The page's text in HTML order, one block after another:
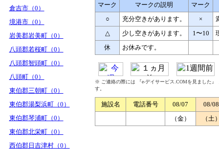
倉吉市（0）
境港市（0）
岩美郡岩美町（0）
八頭郡若桜町（0）
八頭郡智頭町（0）
八頭町（0）
東伯郡三朝町（0）
東伯郡湯梨浜町（0）
東伯郡琴浦町（0）
東伯郡北栄町（0）
西伯郡日吉津村（0）
マーク マークの説明
マーク
○
充分空きがあります。 ×
△
少し空きがあります。 1〜10
休
お休みです。
※ ご連絡の際には 『e-デイサービス.COMを見ました
す。
施設名 電話番号 08/07
08/08
（金）
（土